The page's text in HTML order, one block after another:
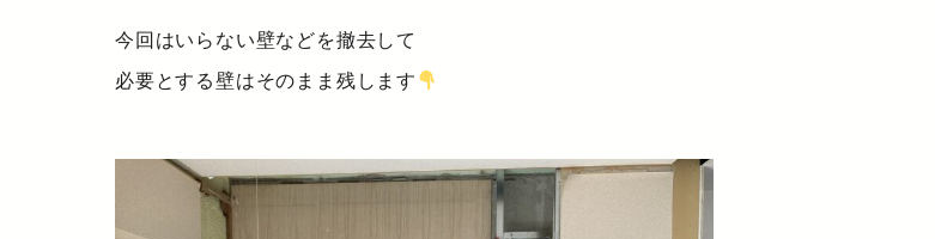
今回はいらない壁などを撤去して
必要とする壁はそのまま残します